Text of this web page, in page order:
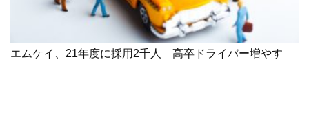
エムケイ、21年度に採用2千人 高卒ドライバー増やす